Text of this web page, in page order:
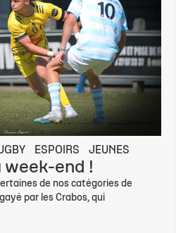
ESPOIRS JEUNES
week-end !
de nos catégories de
par les Crabos, qui